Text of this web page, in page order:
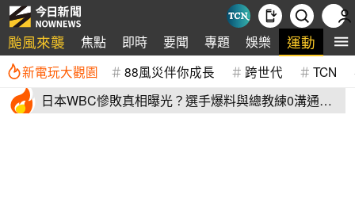
颱風來襲 焦點 即時 要聞 專題 娛樂 運動 全
新電玩大觀園 88風災伴你成長 跨世代 TCN
日本WBC慘敗真相曝光？選手爆料與總教練0溝通